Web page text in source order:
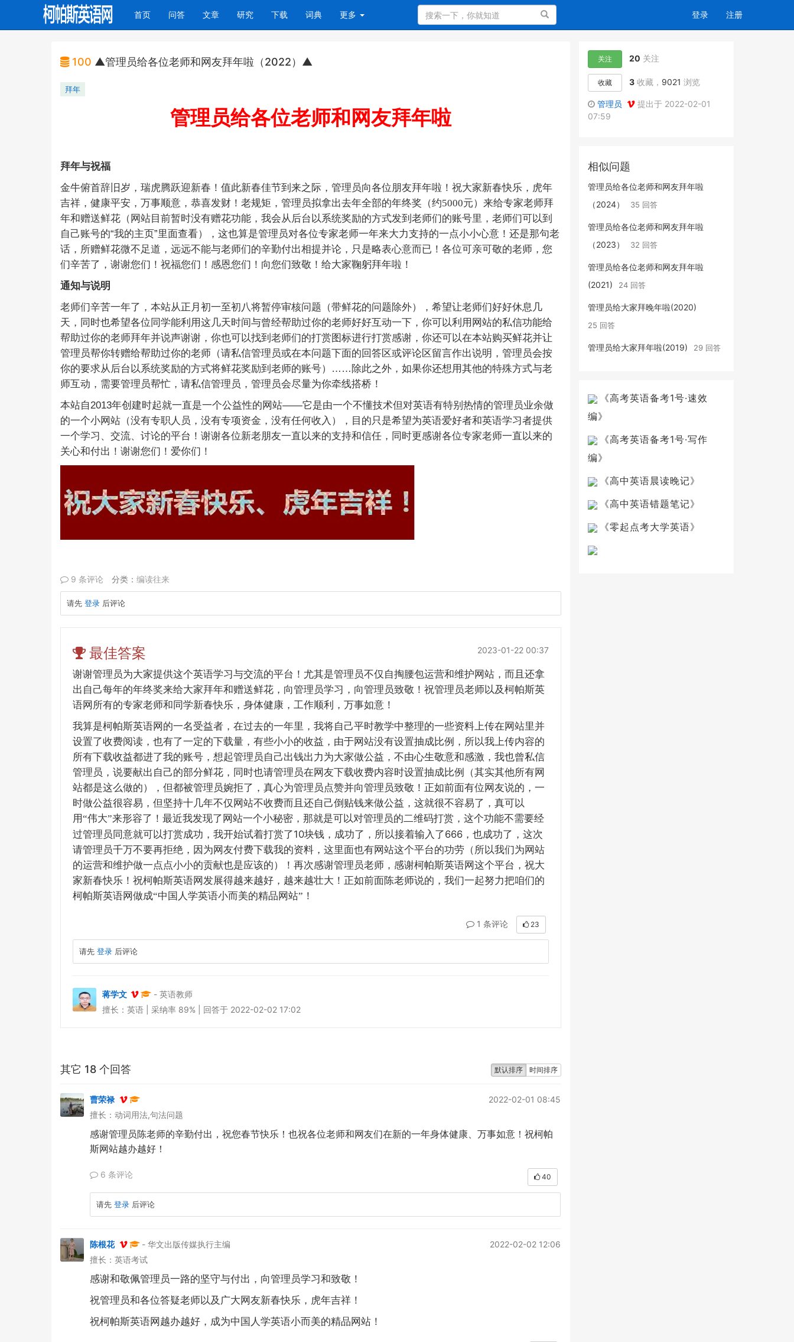
首页(current)
问答 文章 研究 下载 词典 更多 搜索 登录 注册
100 ▲管理员给各位老师和网友拜年啦（2022）▲
拜年
管理员给各位老师和网友拜年啦
拜年与祝福
金牛俯首辞旧岁，瑞虎腾跃迎新春！值此新春佳节到来之际，管理员向各位朋友拜年啦！祝大家新春快乐，虎年
吉祥，健康平安，万事顺意，恭喜发财！老规矩，管理员拟拿出去年全部的年终奖（约5000元）来给专家老师拜
年和赠送鲜花（网站目前暂时没有赠花功能，我会从后台以系统奖励的方式发到老师们的账号里，老师们可以到
自己账号的“我的主页”里面查看），这也算是管理员对各位专家老师一年来大力支持的一点小小心意！还是那句老
话，所赠鲜花微不足道，远远不能与老师们的辛勤付出相提并论，只是略表心意而已！各位可亲可敬的老师，您
们辛苦了，谢谢您们！祝福您们！感恩您们！向您们致敬！给大家鞠躬拜年啦！
通知与说明
老师们辛苦一年了，本站从正月初一至初八将暂停审核问题（带鲜花的问题除外），希望让老师们好好休息几
天，同时也希望各位同学能利用这几天时间与曾经帮助过你的老师好好互动一下，你可以利用网站的私信功能给
帮助过你的老师拜年并说声谢谢，你也可以找到老师们的打赏图标进行打赏感谢，你还可以在本站购买鲜花并让
管理员帮你转赠给帮助过你的老师（请私信管理员或在本问题下面的回答区或评论区留言作出说明，管理员会按
你的要求从后台以系统奖励的方式将鲜花奖励到老师的账号）
…… 除此之外，如果你还想用其他的特殊方式与老
师互动，需要管理员帮忙，请私信管理员，管理员会尽量为你牵线搭桥！
本站自2013年创建时起就一直是一个公益性的网站——它是由一个不懂技术但对英语有特别热情的管理员业余做
的一个小网站（没有专职人员，没有专项资金，没有任何收入），目的只是希望为英语爱好者和英语学习者提供
一个学习、交流、讨论的平台！谢谢各位新老朋友一直以来的支持和信任，同时更感谢各位专家老师一直以来的
关心和付出！谢谢您们！爱你们！
9 条评论 分类： 编读往来
请先 登录 后评论
最佳答案 2023-01-22 00:37
谢谢管理员为大家提供这个英语学习与交流的平台！尤其是管理员不仅自掏腰包运营和维护网站，而且还拿
出自己每年的年终奖来给大家拜年和赠送鲜花，向管理员学习，向管理员致敬！祝管理员老师以及柯帕斯英
语网所有的专家老师和同学新春快乐，身体健康，工作顺利，万事如意！
我算是柯帕斯英语网的一名受益者，在过去的一年里，我将自己平时教学中整理的一些资料上传在网站里并
设置了收费阅读，也有了一定的下载量，有些小小的收益，由于网站没有设置抽成比例，所以我上传内容的
所有下载收益都进了我的账号，想起管理员自己出钱出力为大家做公益，不由心生敬意和感激，我也曾私信
管理员，说要献出自己的部分鲜花，同时也请管理员在网友下载收费内容时设置抽成比例（其实其他所有网
站都是这么做的），但都被管理员婉拒了，真心为管理员点赞并向管理员致敬！正如前面有位网友说的，一
时做公益很容易，但坚持十几年不仅网站不收费而且还自己倒贴钱来做公益，这就很不容易了，真可以
用“伟大”来形容了！最近我发现了网站一个小秘密，那就是可以对管理员的二维码打赏，这个功能不需要经
过管理员同意就可以打赏成功，我开始试着打赏了10块钱，成功了，所以接着输入了666 ，也成功了，这次
请管理员千万不要再拒绝，因为网友付费下载我的资料，这里面也有网站这个平台的功劳（所以我们为网站
的运营和维护做一点点小小的贡献也是应该的）！再次感谢管理员老师，感谢柯帕斯英语网这个平台，祝大
家新春快乐！祝柯帕斯英语网发展得越来越好，越来越壮大！正如前面陈老师说的，我们一起努力把咱们的
柯帕斯英语网做成“中国人学英语小而美的精品网站”！
1 条评论 23
请先 登录 后评论
蒋学文
- 英语教师
擅长：英语 | 采纳率 89% | 回答于 2022-02-02 17:02
默认排序 时间排序
其它 18 个回答
曹荣禄
2022-02-01 08:45
擅长：动词用法,句法问题
感谢管理员陈老师的辛勤付出，祝您春节快乐！也祝各位老师和网友们在新的一年身体健康、万事如意！祝柯帕
斯网站越办越好！
6 条评论 40
请先 登录 后评论
陈根花 - 华文出版传媒执行主编
2022-02-02 12:06
擅长：英语考试
感谢和敬佩管理员一路的坚守与付出，向管理员学习和致敬！
祝管理员和各位答疑老师以及广大网友新春快乐，虎年吉祥！
祝柯帕斯英语网越办越好，成为中国人学英语小而美的精品网站！
关注 20 关注
收藏 3收藏， 9021 浏览
管理员
提出于 2022-02-01
07:59
相似问题
管理员给各位老师和网友拜年啦
（2024）
35 回答
管理员给各位老师和网友拜年啦
（2023）
32 回答
管理员给各位老师和网友拜年啦
(2021)
24 回答
管理员给大家拜晚年啦(2020)
25 回答
管理员给大家拜年啦(2019) 29 回答
《高考英语备考1号·速效
编》
《高考英语备考1号·写作
编》
《高中英语晨读晚记》
《高中英语错题笔记》
《零起点考大学英语》